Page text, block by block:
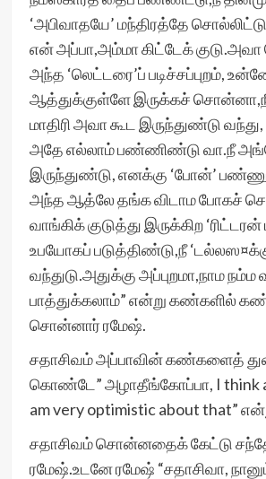
‘அபிவாதயே’ மந்திரத்தே
என் அப்பா,அம்மா கிட்டேக் குடு.அவா
அந்த ‘லெட்டரை’ப் படிச்சப்புறம்,
ஆத்துக்குள்ளே இருக்கச்
மாதிரி அவா கூட இருந்துண்டு
அதே எல்லாம் பண்ணிண்டு வா.நீ
இருந்துண்டு, எனக்கு ‘போன்’
அந்த ஆத்லே தங்க விடாம போகச்
வாங்கிக் குடுத்து இருக்கிற ‘ரிட்டரன்
உபயோகப் படுத்திண்டு,நீ
வந்துடு.அதுக்கு அப்புறமா,நாம நம்ம
பாத்துக்கலாம்” என்று கண்களில்
சொன்னார் ரமேஷ்.
சதாசிவம் அப்பாவின் கண்களைத்
கொண்டே” அழாதீங்கோப்பா, I think
am very optimistic about that”
சதாசிவம் சொன்னதைக் கேட்டு
ரமேஷ்.உடனே ரமேஷ் “சதாசிவா,